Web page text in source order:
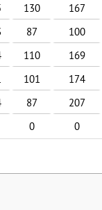
130 167
87 100
110 169
101 174
87 207
0 0